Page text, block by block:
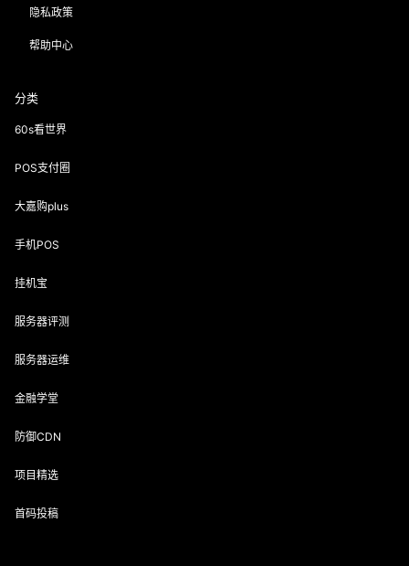
隐私政策
帮助中心
分类
60s看世界
POS支付圈
大嘉购plus
手机POS
挂机宝
服务器评测
服务器运维
金融学堂
防御CDN
项目精选
首码投稿